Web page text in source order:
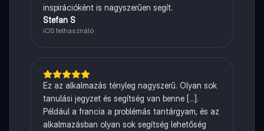
inspirációként is nagyszerűen segít.
Stefan S
iOS felhasználó
Ez az alkalmazás tényleg nagyszerű. Olyan sok
tanulási jegyzet és segítség van benne [...].
Például a francia a problémás tantárgyam, és az
alkalmazásban olyan sok segítség lehetőség